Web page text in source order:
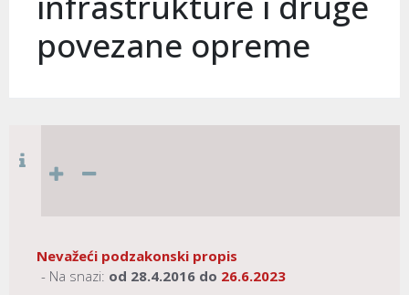
povezane opreme
Nevažeći podzakonski propis
- Na snazi: od 28.4.2016 do 26.6.2023